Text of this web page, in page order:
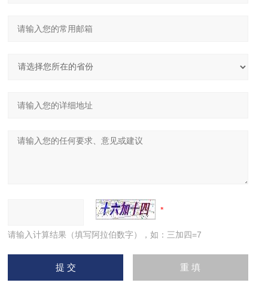
请输入计算结果（填写阿拉伯数字），如：三加四=7